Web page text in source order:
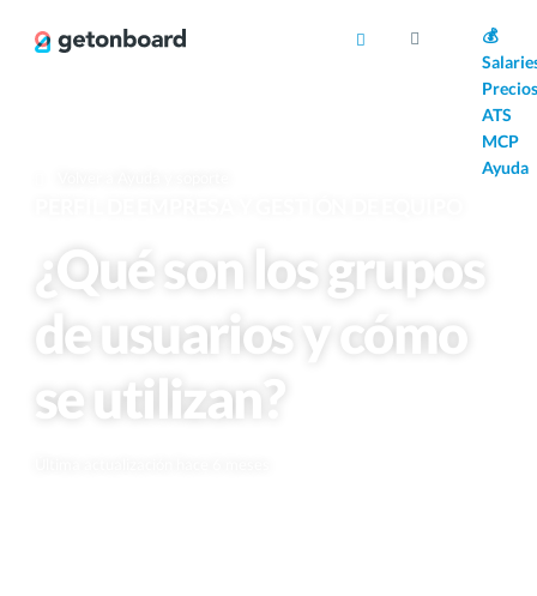
💰
Precios
ATS
MCP
Ayuda
¿Qué son los grupos
de usuarios y cómo
se utilizan?